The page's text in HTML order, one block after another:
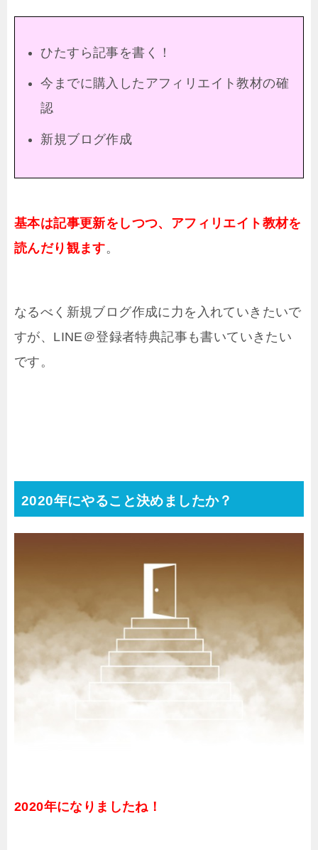
ひたすら記事を書く！
今までに購入したアフィリエイト教材の確
認
新規ブログ作成
基本は記事更新をしつつ、アフィリエイト教材を
読んだり観ます。
なるべく新規ブログ作成に力を入れていきたいで
すが、LINE＠登録者特典記事も書いていきたい
です。
2020年にやること決めましたか？
2020年になりましたね！